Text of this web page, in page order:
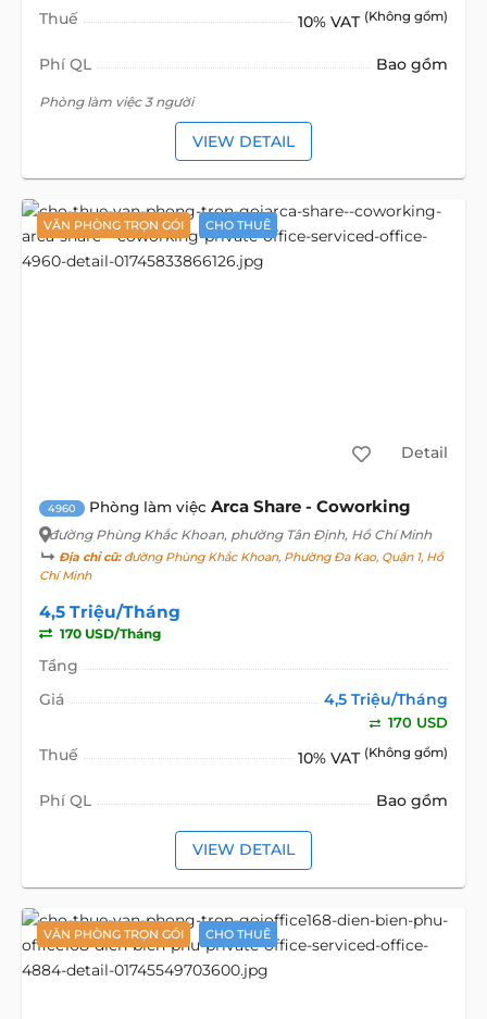
Thuế 10% VAT (Không gồm)
Phí QL Bao gồm
Phòng làm việc 3 người
VIEW DETAIL
VĂN PHÒNG TRỌN GÓI CHO THUÊ
Detail
4960 Phòng làm việc Arca Share - Coworking
đường Phùng Khắc Khoan, phường Tân Định, Hồ Chí Minh
Địa chỉ cũ:đường Phùng Khắc Khoan, Phường Đa Kao, Quận 1, Hồ
Chí Minh
4,5 Triệu/Tháng
170 USD/Tháng
Tầng
Giá
4,5 Triệu/Tháng
170 USD
Thuế 10% VAT (Không gồm)
Phí QL Bao gồm
VIEW DETAIL
VĂN PHÒNG TRỌN GÓI CHO THUÊ